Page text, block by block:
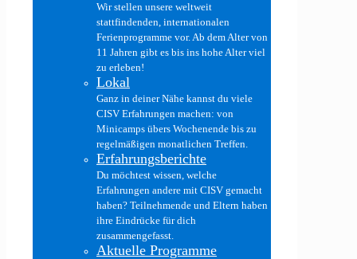
Wir stellen unsere weltweit
stattfindenden, internationalen
Ferienprogramme vor. Ab dem Alter von
11 Jahren gibt es bis ins hohe Alter viel
zu erleben!
Lokal
Ganz in deiner Nähe kannst du viele
CISV Erfahrungen machen: von
Minicamps übers Wochenende bis zu
regelmäßigen monatlichen Treffen.
Erfahrungsberichte
Du möchtest wissen, welche
Erfahrungen andere mit CISV gemacht
haben? Teilnehmende und Eltern haben
ihre Eindrücke für dich
zusammengefasst.
Aktuelle Programme